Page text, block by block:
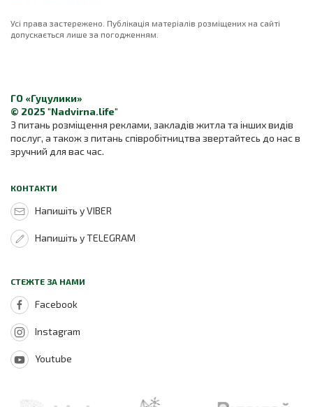
Усі права застережено. Публікація матеріалів розміщених на сайті
допускається лише за погодженням.
ГО «Гуцулики»
© 2025 "Nadvirna.life"
З питань розміщення реклами, закладів житла та інших видів
послуг, а також з питань співробітництва звертайтесь до нас в
зручний для вас час.
КОНТАКТИ
Напишіть у VIBER
Напишіть у TELEGRAM
СТЕЖТЕ ЗА НАМИ
Facebook
Instagram
Youtube